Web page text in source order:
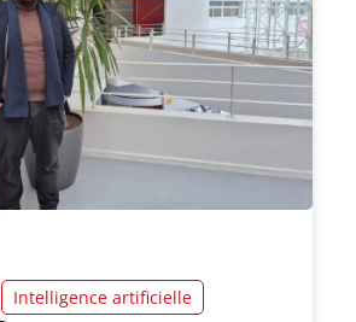
Intelligence artificielle